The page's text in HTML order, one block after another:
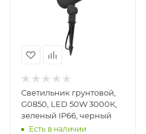
Светильник грунтовой,
G0850, LED 50W 3000К,
зеленый IP66, черный
Есть в наличии